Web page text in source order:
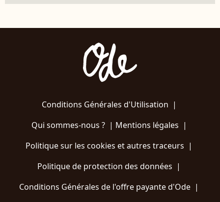
Conditions Générales d'Utilisation |
Qui sommes-nous ?| Mentions légales |
Politique sur les cookies et autres traceurs |
Politique de protection des données |
Conditions Générales de l'offre payante d'Ode |